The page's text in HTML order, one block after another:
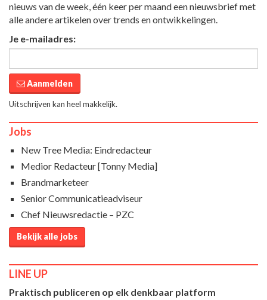
nieuws van de week, één keer per maand een nieuwsbrief met
alle andere artikelen over trends en ontwikkelingen.
Je e-mailadres:
Aanmelden
Uitschrijven kan heel makkelijk.
Jobs
New Tree Media: Eindredacteur
Medior Redacteur [Tonny Media]
Brandmarketeer
Senior Communicatieadviseur
Chef Nieuwsredactie – PZC
Bekijk alle jobs
LINE UP
Praktisch publiceren op elk denkbaar platform